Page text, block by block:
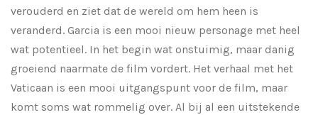
verouderd en ziet dat de wereld om hem heen is
veranderd. Garcia is een mooi nieuw personage met heel
wat potentieel. In het begin wat onstuimig, maar danig
groeiend naarmate de film vordert. Het verhaal met het
Vaticaan is een mooi uitgangspunt voor de film, maar
komt soms wat rommelig over. Al bij al een uitstekende